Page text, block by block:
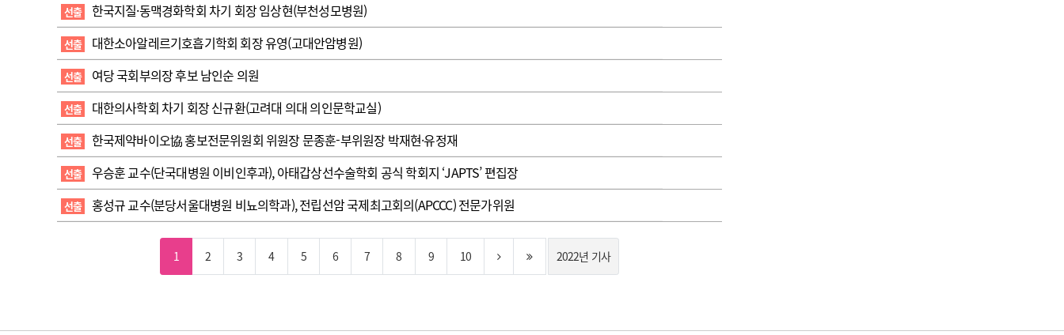
선출 한국지질·동맥경화학회 차기 회장 임상현(부천성모병원)
선출 대한소아알레르기호흡기학회 회장 유영(고대안암병원)
선출 여당 국회부의장 후보 남인순 의원
선출 대한의사학회 차기 회장 신규환(고려대 의대 의인문학교실)
선출 한국제약바이오協 홍보전문위원회 위원장 문종훈-부위원장 박재현·유정재
선출 우승훈 교수( 단국대병원 이비인후과), 아태갑상선수술학회 공식 학회지 ‘JAPTS’ 편집장
선출 홍성규 교수(분당서울대병원 비뇨의학과), 전립선암 국제최고회의(APCCC) 전문가위원
1 2 3 4 5 6 7 8 9 10 2022년 기사